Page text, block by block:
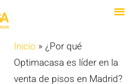
Inicio »¿Por qué
Optimacasa es líder en la
venta de pisos en Madrid?